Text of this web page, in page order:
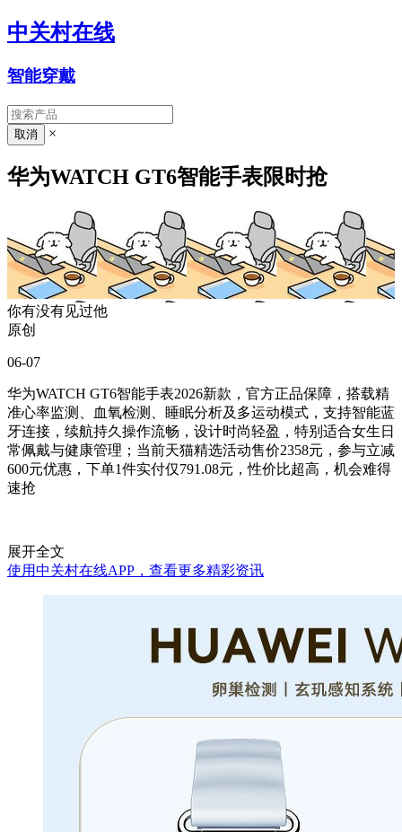
中关村在线
智能穿戴
×
华为WATCH GT6智能手表限时抢
你有没有见过他
原创
06-07
华为WATCH GT6智能手表2026新款，官方正品保障，搭载精
准心率监测、血氧检测、睡眠分析及多运动模式，支持智能蓝
牙连接，续航持久操作流畅，设计时尚轻盈，特别适合女生日
常佩戴与健康管理；当前天猫精选活动售价2358元，参与立减
600元优惠，下单1件实付仅791.08元，性价比超高，机会难得
速抢
展开全文
使用中关村在线APP，查看更多精彩资讯